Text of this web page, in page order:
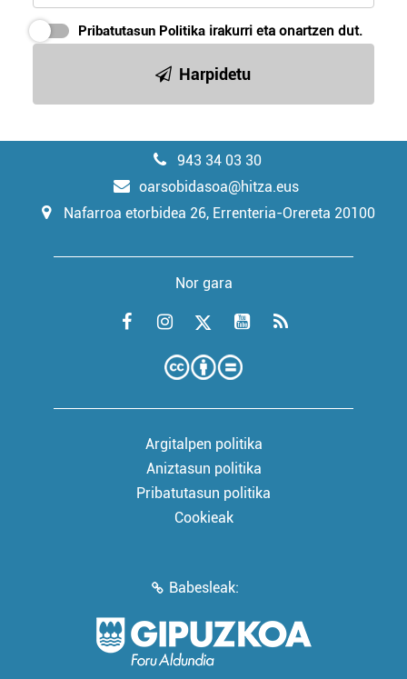
Pribatutasun Politika irakurri eta onartzen dut.
Harpidetu
943 34 03 30
oarsobidasoa@hitza.eus
Nafarroa etorbidea 26, Errenteria-Orereta 20100
Nor gara
Argitalpen politika
Aniztasun politika
Pribatutasun politika
Cookieak
Babesleak: